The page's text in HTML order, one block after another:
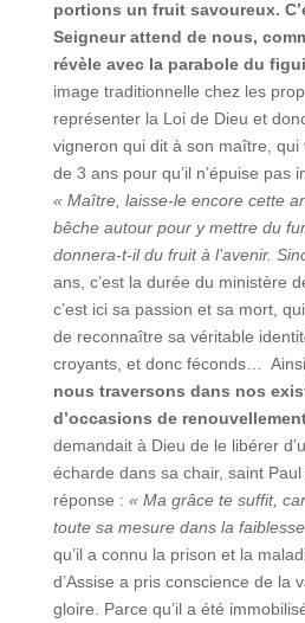
portions un fruit savoureux.
Seigneur attend de nous,
révèle avec la parabole du
image traditionnelle chez les
représenter la Loi de Dieu et
vigneron qui dit à son maître,
de 3 ans pour qu’il n’épuise pas
« Maître, laisse-le encore cette
bêche autour pour y mettre du
donnera-t-il du fruit à l’avenir.
ans, c’est la durée du ministère
c’est ici sa passion et sa mort,
de reconnaître sa véritable
croyants, et donc féconds… Ainsi,
nous traversons dans nos
d’occasions de
demandait à Dieu de le libérer
écharde dans sa chair, saint
réponse : « Ma grâce te suffit,
toute sa mesure dans la
qu’il a connu la prison et la
d’Assise a pris conscience de la
gloire. Parce qu’il a été